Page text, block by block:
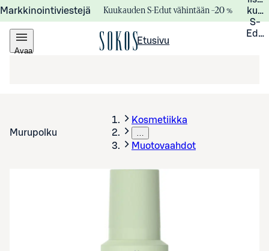
Markkinointiviestejä Kuukauden S-Edut vähintään –20 %
S-
Avaa
Etusivu
Murupolku
Kosmetiikka
…
Muotovaahdot